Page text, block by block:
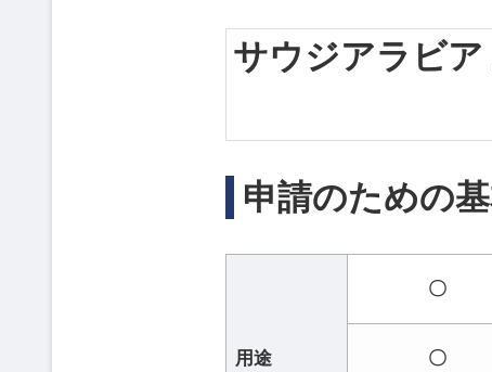
サウジアラビア
申請のための
用途
〇
〇